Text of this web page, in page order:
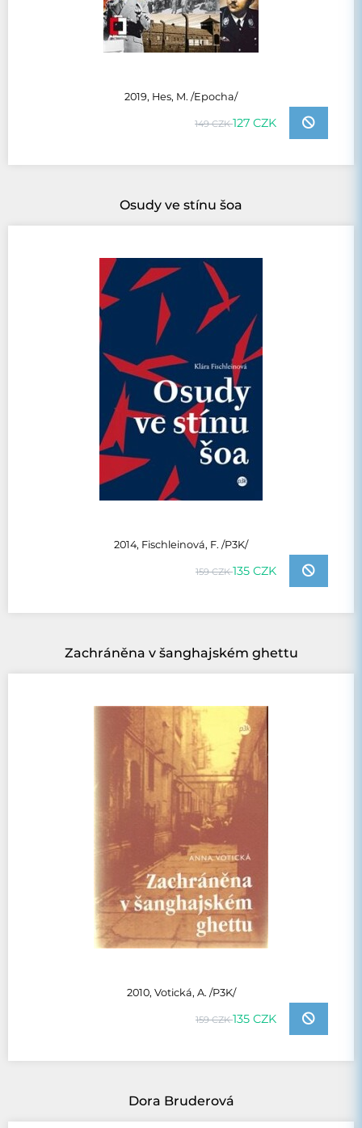
2019, Hes, M. /Epocha/
149 CZK127 CZK
Osudy ve stínu šoa
2014, Fischleinová, F. /P3K/
159 CZK135 CZK
Zachráněna v šanghajském ghettu
2010, Votická, A. /P3K/
159 CZK135 CZK
Dora Bruderová